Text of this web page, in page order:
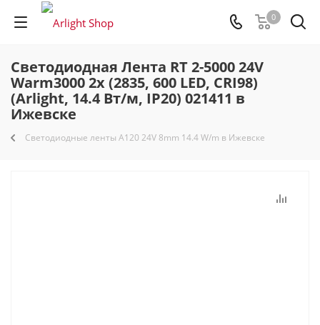
0
Светодиодная Лента RT 2-5000 24V
Warm3000 2x (2835, 600 LED, CRI98)
(Arlight, 14.4 Вт/м, IP20) 021411 в
Ижевске
Светодиодные ленты A120 24V 8mm 14.4 W/m в Ижевске